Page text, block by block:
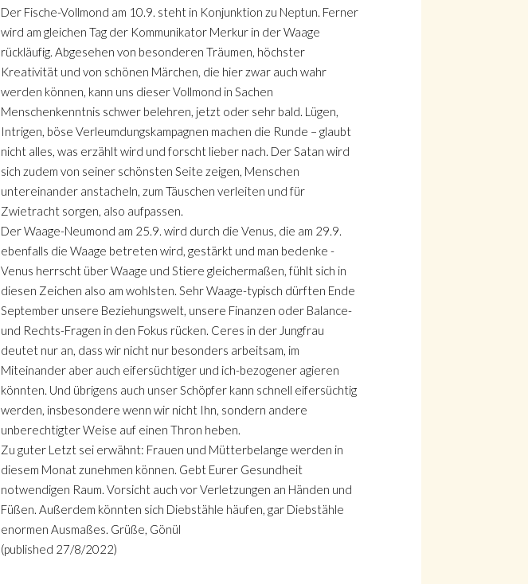
Der Fische-Vollmond am 10.9. steht in Konjunktion zu Neptun. Ferner
wird am gleichen Tag der Kommunikator Merkur in der Waage
rückläufig. Abgesehen von besonderen Träumen, höchster
Kreativität und von schönen Märchen, die hier zwar auch wahr
werden können, kann uns dieser Vollmond in Sachen
Menschenkenntnis schwer belehren, jetzt oder sehr bald. Lügen,
Intrigen, böse Verleumdungskampagnen machen die Runde – glaubt
nicht alles, was erzählt wird und forscht lieber nach. Der Satan wird
sich zudem von seiner schönsten Seite zeigen, Menschen
untereinander anstacheln, zum Täuschen verleiten und für
Zwietracht sorgen, also aufpassen.
Der Waage-Neumond am 25.9. wird durch die Venus, die am 29.9.
ebenfalls die Waage betreten wird, gestärkt und man bedenke -
Venus herrscht über Waage und Stiere gleichermaßen, fühlt sich in
diesen Zeichen also am wohlsten. Sehr Waage-typisch dürften Ende
September unsere Beziehungswelt, unsere Finanzen oder Balance-
und Rechts-Fragen in den Fokus rücken. Ceres in der Jungfrau
deutet nur an, dass wir nicht nur besonders arbeitsam, im
Miteinander aber auch eifersüchtiger und ich-bezogener agieren
könnten. Und übrigens auch unser Schöpfer kann schnell eifersüchtig
werden, insbesondere wenn wir nicht Ihn, sondern andere
unberechtigter Weise auf einen Thron heben.
Zu guter Letzt sei erwähnt: Frauen und Mütterbelange werden in
diesem Monat zunehmen können. Gebt Eurer Gesundheit
notwendigen Raum. Vorsicht auch vor Verletzungen an Händen und
Füßen. Außerdem könnten sich Diebstähle häufen, gar Diebstähle
enormen Ausmaßes. Grüße, Gönül
(published 27/8/2022)